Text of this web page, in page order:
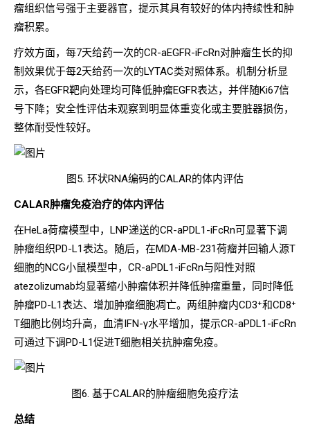
瘤组织信号强于主要器官，提示其具有较好的体内持续性和肿
瘤积累。
疗效方面，每7天给药一次的CR-aEGFR-iFcRn对肿瘤生长的抑
制效果优于每2天给药一次的LYTAC类对照体系。机制分析显
示，各EGFR靶向处理均可降低肿瘤EGFR表达，并伴随Ki67信
号下降；安全性评估未观察到明显体重变化或主要脏器损伤，
整体耐受性较好。
图5. 环状RNA编码的CALAR的体内评估
CALAR肿瘤免疫治疗的体内评估
在HeLa荷瘤模型中，LNP递送的CR-aPDL1-iFcRn可显著下调
肿瘤组织PD-L1表达。随后，在MDA-MB-231荷瘤并回输人源T
细胞的NCG小鼠模型中，CR-aPDL1-iFcRn与阳性对照
atezolizumab均显著缩小肿瘤体积并降低肿瘤重量，同时降低
肿瘤PD-L1表达、增加肿瘤细胞凋亡。两组肿瘤内CD3⁺和CD8⁺
T细胞比例均升高，血清IFN-γ水平增加，提示CR-aPDL1-iFcRn
可通过下调PD-L1促进T细胞相关抗肿瘤免疫。
图6. 基于CALAR的肿瘤细胞免疫疗法
总结